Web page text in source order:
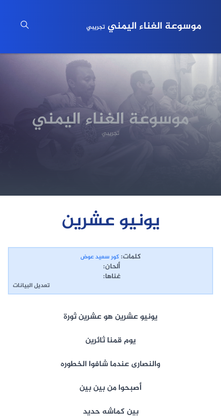
موسوعة الغناء اليمني تجريبي
يونيو عشرين
كلمات: كور سعيد عوض
ألحان:
غناها:
تعديل البيانات
يونيو عشرين هو عشرين ثورة
يوم قمنا ثائرين
والنصارى عندما شافوا الخطوره
أصبحوا من بين بين
بين كماشه حديد